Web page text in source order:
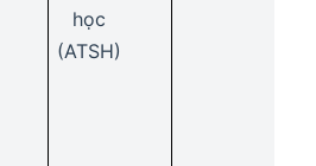
học
(ATSH)